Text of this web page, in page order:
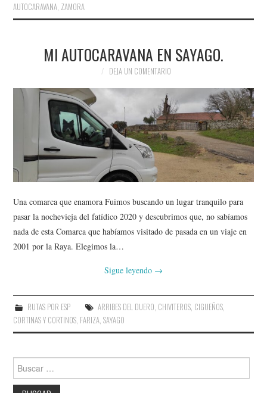
AUTOCARAVANA, ZAMORA
MI AUTOCARAVANA EN SAYAGO.
DEJA UN COMENTARIO
Una comarca que enamora Fuimos buscando un lugar tranquilo para
pasar la nochevieja del fatídico 2020 y descubrimos que, no sabíamos
nada de esta Comarca que habíamos visitado de pasada en un viaje en
2001 por la Raya. Elegimos la…
Sigue leyendo →
RUTAS POR ESP ARRIBES DEL DUERO, CHIVITEROS, CIGUEÑOS,
CORTINAS Y CORTINOS, FARIZA,SAYAGO
Buscar: